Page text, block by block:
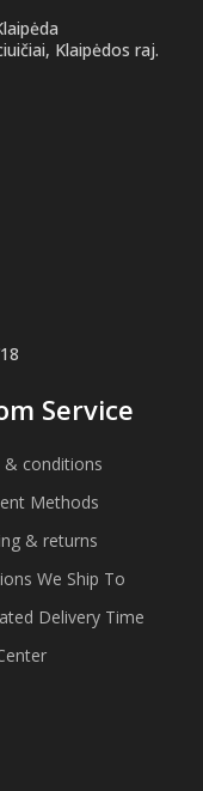
Klaipėdos raj.
Service
& conditions
Methods
& returns
We Ship To
Delivery Time